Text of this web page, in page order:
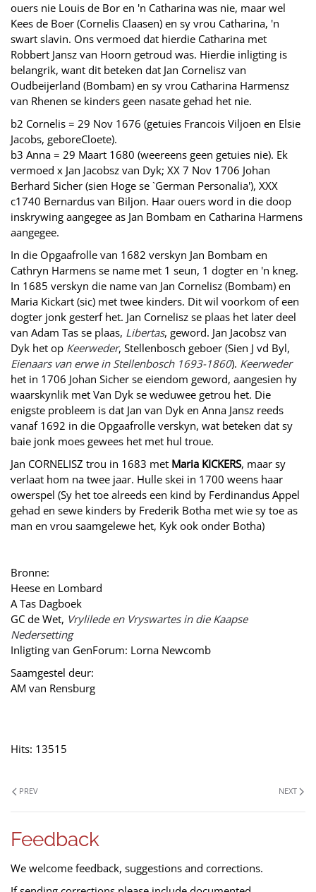
ouers nie Louis de Bor en 'n Catharina was nie, maar wel
Kees de Boer (Cornelis Claasen) en sy vrou Catharina, 'n
swart slavin. Ons vermoed dat hierdie Catharina met
Robbert Jansz van Hoorn getroud was. Hierdie inligting is
belangrik, want dit beteken dat Jan Cornelisz van
Oudbeijerland (Bombam) en sy vrou Catharina Harmensz
van Rhenen se kinders geen nasate gehad het nie.
b2 Cornelis = 29 Nov 1676 (getuies Francois Viljoen en Elsie
Jacobs, geboreCloete).
b3 Anna = 29 Maart 1680 (weereens geen getuies nie). Ek
vermoed x Jan Jacobsz van Dyk; XX 7 Nov 1706 Johan
Berhard Sicher (sien Hoge se `German Personalia'), XXX
c1740 Bernardus van Biljon. Haar ouers word in die doop
inskrywing aangegee as Jan Bombam en Catharina Harmens
aangegee.
In die Opgaafrolle van 1682 verskyn Jan Bombam en
Cathryn Harmens se name met 1 seun, 1 dogter en 'n kneg.
In 1685 verskyn die name van Jan Cornelisz (Bombam) en
Maria Kickart (sic) met twee kinders. Dit wil voorkom of een
dogter jonk gesterf het. Jan Cornelisz se plaas het later deel
van Adam Tas se plaas, Libertas, geword. Jan Jacobsz van
Dyk het op Keerweder, Stellenbosch geboer (Sien J vd Byl,
Eienaars van erwe in Stellenbosch 1693-1860). Keerweder
het in 1706 Johan Sicher se eiendom geword, aangesien hy
waarskynlik met Van Dyk se weduwee getrou het. Die
enigste probleem is dat Jan van Dyk en Anna Jansz reeds
vanaf 1692 in die Opgaafrolle verskyn, wat beteken dat sy
baie jonk moes gewees het met hul troue.
Jan CORNELISZ trou in 1683 met Maria KICKERS, maar sy
verlaat hom na twee jaar. Hulle skei in 1700 weens haar
owerspel (Sy het toe alreeds een kind by Ferdinandus Appel
gehad en sewe kinders by Frederik Botha met wie sy toe as
man en vrou saamgelewe het, Kyk ook onder Botha)
Bronne:
Heese en Lombard
A Tas Dagboek
GC de Wet, Vrylilede en Vryswartes in die Kaapse
Nedersetting
Inligting van GenForum: Lorna Newcomb
Saamgestel deur:
AM van Rensburg
Hits: 13515
PREV NEXT
Feedback
We welcome feedback, suggestions and corrections.